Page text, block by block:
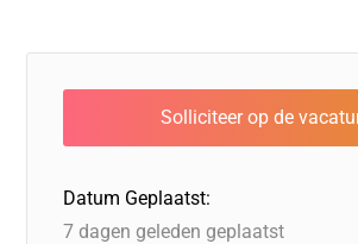
e
b
o
o
k
e
dI
n
o
d
o
n
a
d
s
s
A
p
l
Datum Geplaatst:
7 dagen geleden geplaatst